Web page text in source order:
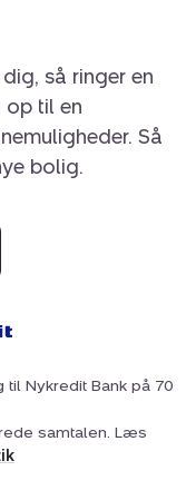
at opnå
om huset og det
og
med Lalandia
så ringer en
op til en
Så
bolig.
Nykredit Bank på 70
samtalen. Læs